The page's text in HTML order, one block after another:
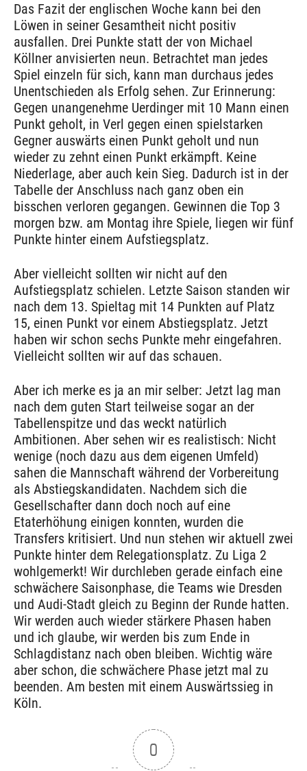
Das Fazit der englischen Woche kann bei den
Löwen in seiner Gesamtheit nicht positiv
ausfallen. Drei Punkte statt der von Michael
Köllner anvisierten neun. Betrachtet man jedes
Spiel einzeln für sich, kann man durchaus jedes
Unentschieden als Erfolg sehen. Zur Erinnerung:
Gegen unangenehme Uerdinger mit 10 Mann einen
Punkt geholt, in Verl gegen einen spielstarken
Gegner auswärts einen Punkt geholt und nun
wieder zu zehnt einen Punkt erkämpft. Keine
Niederlage, aber auch kein Sieg. Dadurch ist in der
Tabelle der Anschluss nach ganz oben ein
bisschen verloren gegangen. Gewinnen die Top 3
morgen bzw. am Montag ihre Spiele, liegen wir fünf
Punkte hinter einem Aufstiegsplatz.
Aber vielleicht sollten wir nicht auf den
Aufstiegsplatz schielen. Letzte Saison standen wir
nach dem 13. Spieltag mit 14 Punkten auf Platz
15, einen Punkt vor einem Abstiegsplatz. Jetzt
haben wir schon sechs Punkte mehr eingefahren.
Vielleicht sollten wir auf das schauen.
Aber ich merke es ja an mir selber: Jetzt lag man
nach dem guten Start teilweise sogar an der
Tabellenspitze und das weckt natürlich
Ambitionen. Aber sehen wir es realistisch: Nicht
wenige (noch dazu aus dem eigenen Umfeld)
sahen die Mannschaft während der Vorbereitung
als Abstiegskandidaten. Nachdem sich die
Gesellschafter dann doch noch auf eine
Etaterhöhung einigen konnten, wurden die
Transfers kritisiert. Und nun stehen wir aktuell zwei
Punkte hinter dem Relegationsplatz. Zu Liga 2
wohlgemerkt! Wir durchleben gerade einfach eine
schwächere Saisonphase, die Teams wie Dresden
und Audi-Stadt gleich zu Beginn der Runde hatten.
Wir werden auch wieder stärkere Phasen haben
und ich glaube, wir werden bis zum Ende in
Schlagdistanz nach oben bleiben. Wichtig wäre
aber schon, die schwächere Phase jetzt mal zu
beenden. Am besten mit einem Auswärtssieg in
Köln.
0